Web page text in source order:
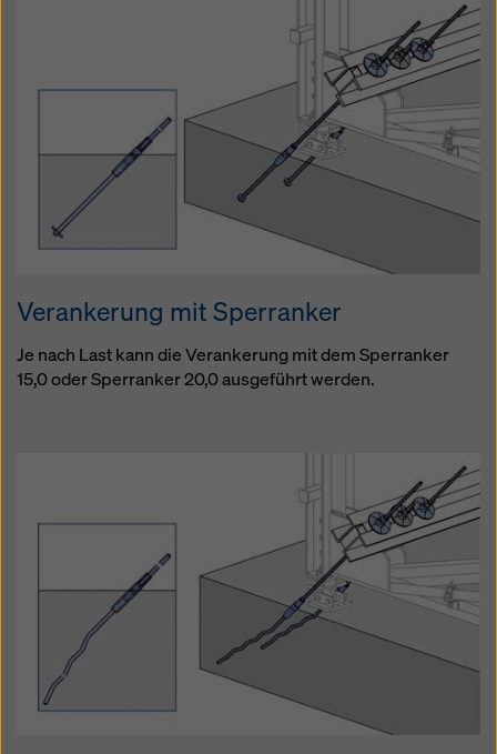
Verankerung mit Sperranker
Je nach Last kann die Verankerung mit dem Sperranker
15,0 oder Sperranker 20,0 ausgeführt werden.